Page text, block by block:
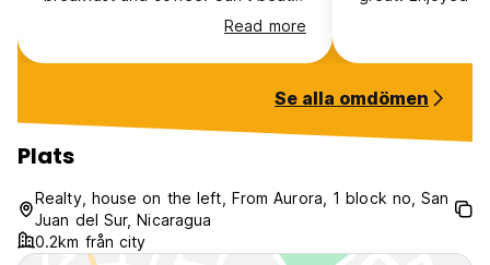
Read more
meals, and eat
helpful and nice
Se alla omdömen
Plats
Realty, house on the left, From Aurora, 1 block no, San
Juan del Sur, Nicaragua
0.2km från city